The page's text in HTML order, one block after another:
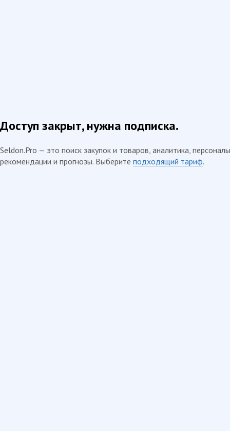
Доступ закрыт, нужна подписка.
Seldon.Pro — это поиск закупок и товаров, аналитика,
рекомендации и прогнозы. Выберите подходящий тариф.